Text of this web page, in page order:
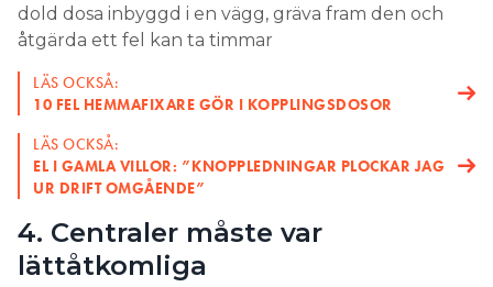
dold dosa inbyggd i en vägg, gräva fram den och
åtgärda ett fel kan ta timmar
LÄS OCKSÅ:
10 FEL HEMMAFIXARE GÖR I KOPPLINGSDOSOR
LÄS OCKSÅ:
EL I GAMLA VILLOR: ”KNOPPLEDNINGAR PLOCKAR JAG
UR DRIFT OMGÅENDE”
4. Centraler måste var
lättåtkomliga